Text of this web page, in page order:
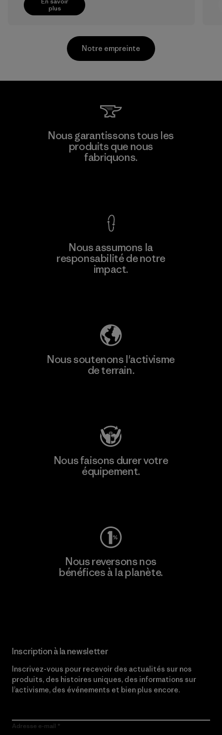
plus
Kwang Viet Garment Co., Ltd
Notre empreinte
Nous garantissons tous les
produits que nous
fabriquons.
Nous assumons la
responsabilité de notre
impact.
Nous soutenons l'activisme
de terrain.
Nous faisons durer votre
équipement.
Nous reversons nos
bénéfices à la planète.
Inscription à la newsletter
Inscrivez-vous pour recevoir des actualités sur nos
produits, des histoires uniques, des informations sur
l’activisme, des événements et bien plus encore.
Adresse e-mail